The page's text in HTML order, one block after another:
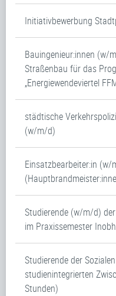
Initiativbewerbung
Bauingenieur:innen (w/
Straßenbau für das
„Energiewendeviertel
städtische
(w/m/d)
Einsatzbearbeiter:in
Studierende (w/m/d)
im Praxissemester
Studierende der
studienintegrierten
Stunden)